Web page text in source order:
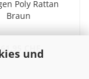
und
Poly Rattan
Braun
CHF